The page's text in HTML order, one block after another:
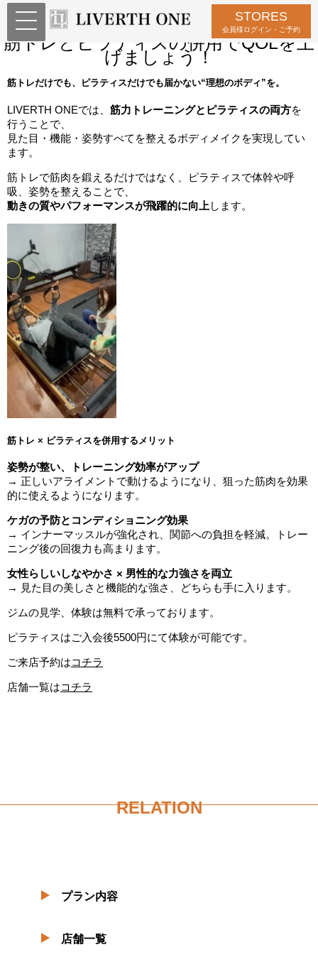
STORES
会員様ログイン・ご予約
当店ではピラティスが受けられます！
筋トレとピラティスの併用でQOLを上
げましょう！
筋トレだけでも、ピラティスだけでも届かない“理想のボディ”を。
LIVERTH ONEでは、 筋力トレーニングとピラティスの両方を
行うことで、
見た目・機能・姿勢すべてを整えるボディメイクを実現してい
ます。
筋トレで筋肉を鍛えるだけではなく、ピラティスで体幹や呼
吸、姿勢を整えることで、
動きの質やパフォーマンスが飛躍的に向上 します。
筋トレ × ピラティスを併用するメリット
姿勢が整い、トレーニング効率がアップ
→ 正しいアライメントで動けるようになり、狙った筋肉を効果
的に使えるようになります。
ケガの予防とコンディショニング効果
→ インナーマッスルが強化され、関節への負担を軽減。トレー
ニング後の回復力も高まります。
女性らしいしなやかさ × 男性的な力強さを両立
→ 見た目の美しさと機能的な強さ、どちらも手に入ります。
ジムの見学、体験は無料で承っております。
ピラティスはご入会後5500円にて体験が可能です。
ご来店予約はコチラ
店舗一覧はコチラ
RELATION
プラン内容
店舗一覧